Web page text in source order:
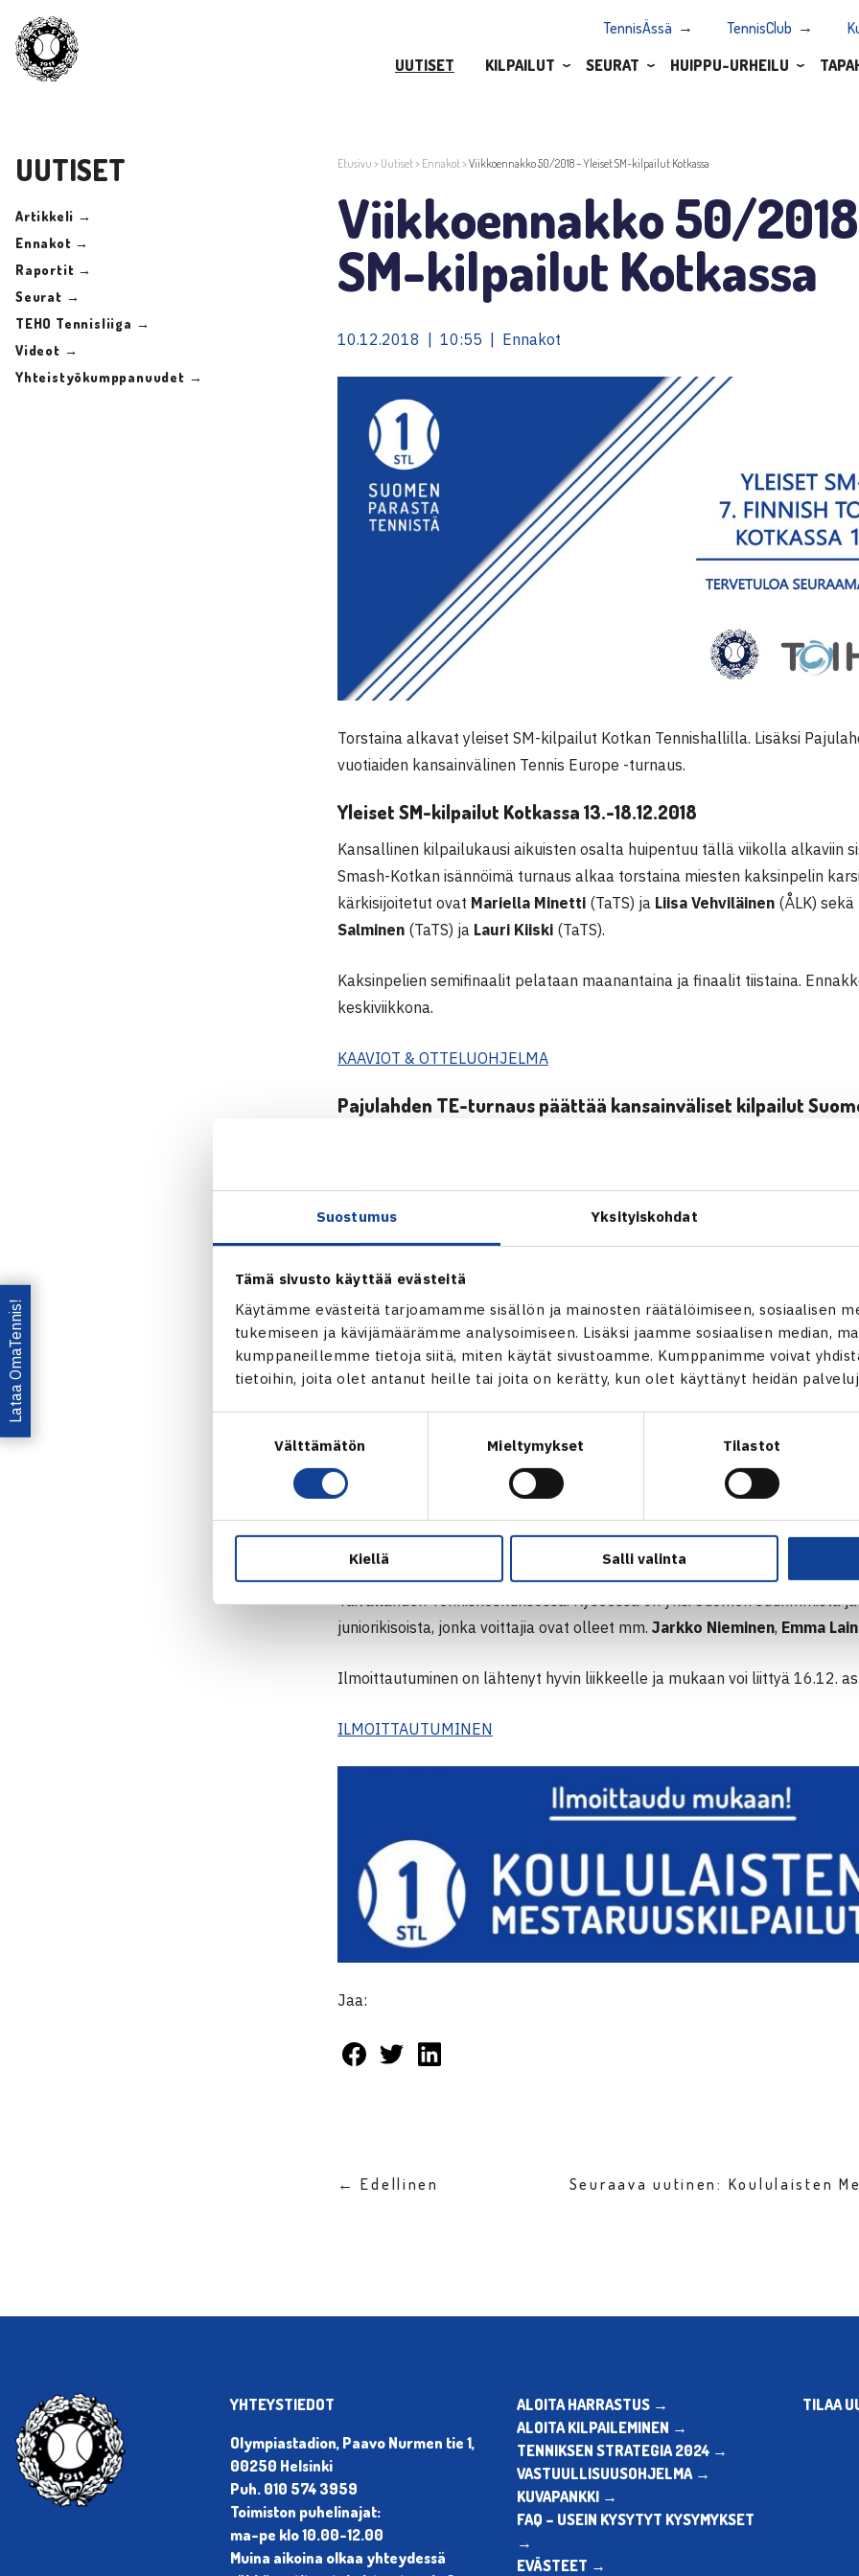
Suostumus Yksityiskohdat
Tämä sivusto käyttää evästeitä
Käytämme evästeitä tarjoamamme sisällön ja mainosten räätälöimiseen, sosiaalisen
tukemiseen ja kävijämäärämme analysoimiseen. Lisäksi jaamme sosiaalisen median,
kumppaneillemme tietoja siitä, miten käytät sivustoamme. Kumppanimme voivat
tietoihin, joita olet antanut heille tai joita on kerätty, kun olet käyttänyt heidän
Välttämätön Mieltymykset Tilastot
Kiellä Salli valinta
TennisÄssä TennisClub
UUTISET
KILPAILUT SEURAT HUIPPU-URHEILU
UUTISET
Artikkeli →
Ennakot →
Raportit →
Seurat →
TEHO Tennisliiga →
Videot →
Yhteistyökumppanuudet →
Etusivu > Uutiset> Ennakot>Viikkoennakko 50/2018 – Yleiset SM-kilpailut Kotkassa
Viikkoennakko 50/
SM-kilpailut Kotkassa
10.12.2018 | 10:55 | Ennakot
Torstaina alkavat yleiset SM-kilpailut Kotkan Tennishallilla. Lisäksi
vuotiaiden kansainvälinen Tennis Europe -turnaus.
Yleiset SM-kilpailut Kotkassa 13.-18.12.2018
Kansallinen kilpailukausi aikuisten osalta huipentuu tällä viikolla alkaviin
Smash-Kotkan isännöimä turnaus alkaa torstaina miesten kaksinpelin
kärkisijoitetut ovat Mariella Minetti (TaTS) ja Liisa Vehviläinen (ÅLK) sekä
Salminen (TaTS) ja Lauri Kiiski (TaTS).
Kaksinpelien semifinaalit pelataan maanantaina ja finaalit tiistaina.
keskiviikkona.
KAAVIOT & OTTELUOHJELMA
Pajulahden TE-turnaus päättää kansainväliset kilpailut
Pajulahdessa isketään tulevalla viikolla alle 14-vuotiaiden 3. kategorian
Turnauksessa on mukana useita suomalaispelaajia. Turnauksen
päätökseensä, jonka jälkeen alkaa pääsarjat.
KAAVIOT & OTTELUOHJELMA
Kulikova ja Orpana Turkissa
Oona Orpana(WTA-733) jaAnastasia Kulikova(WTA-481) pelaavat
ITF-turnauksessa. Kyseessä on kolmas turnausviikko Orpanalle
ensimmäinen turnausviikko päättyi jaettuun mestaruuteen (lue lisää) ja
maanantaina – Orpana ja latvialainenAlise Cerneckaovat
Taivallahden Tenniskeskuksessa. Kyseessä on yksi Suomen suurimmista
juniorikisoista, jonka voittajia ovat olleet mm. Jarkko Nieminen, Emma
Ilmoittautuminen on lähtenyt hyvin liikkeelle ja mukaan voi liittyä 16.12.
ILMOITTAUTUMINEN
Jaa:
← Edellinen Seuraava uutinen: Koululaisten
Lataa OmaTennis!
YHTEYSTIEDOT
Olympiastadion, Paavo Nurmen tie 1,
00250 Helsinki
Puh. 010 574 3959
Toimiston puhelinajat:
ma-pe klo 10.00-12.00
Muina aikoina olkaa yhteydessä
ALOITA HARRASTUS →
ALOITA KILPAILEMINEN →
TENNIKSEN STRATEGIA 2024 →
VASTUULLISUUSOHJELMA →
KUVAPANKKI →
FAQ – USEIN KYSYTYT KYSYMYKSET
→
EVÄSTEET →
TILAA